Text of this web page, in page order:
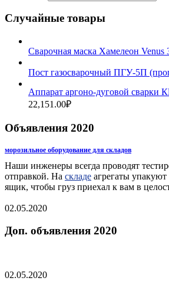
Случайные товары
Сварочная маска Хамелеон Venus
Пост газосварочный ПГУ-5П
Аппарат аргоно-дуговой сварки
22,151.00₽
Объявления 2020
морозильное оборудование для складов
Наши инженеры всегда проводят
отправкой. На складе агрегаты
ящик, чтобы груз приехал к вам в
02.05.2020
Доп. объявления 2020
02.05.2020